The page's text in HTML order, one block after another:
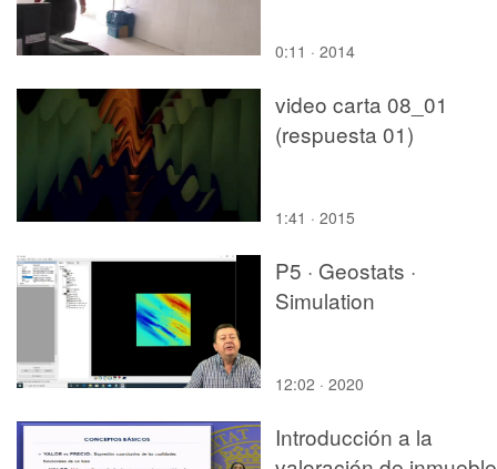
0:11 · 2014
video carta 08_01
(respuesta 01)
1:41 · 2015
P5 · Geostats ·
Simulation
12:02 · 2020
Introducción a la